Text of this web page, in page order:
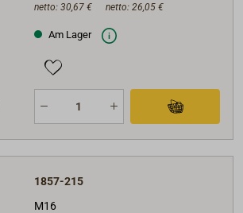
netto: 30,67 € netto: 26,05 €
Am Lager
1857-215
M16